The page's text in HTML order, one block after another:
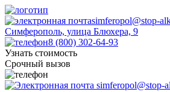
simferopol@stop-
Симферополь, улица Блюхера, 9
8 (800) 302-64-93
Узнать стоимость
Срочный вызов
simferopol@stop-